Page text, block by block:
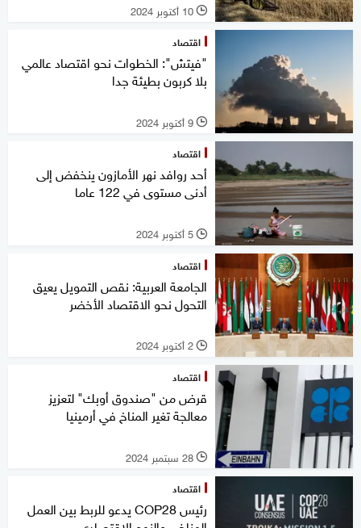
l 10 أكتوبر 2024
اقتصاد
"فيتش": الخطوات نحو اقتصاد عالمي
بلا كربون بطيئة جدا
l 9 أكتوبر 2024
اقتصاد
أحد روافد نهر الأمازون ينخفض إلى
أدنى مستوى في 122 عاما
l 5 أكتوبر 2024
اقتصاد
الجامعة العربية: نقص التمويل يعيق
التحول نحو الاقتصاد الأخضر
l 2 أكتوبر 2024
اقتصاد
قرض من "صندوق أوبك" لتعزيز
معالجة تغير المناخ في أرمينيا
l 28 سبتمبر 2024
اقتصاد
رئيس COP28 يدعو للربط بين العمل